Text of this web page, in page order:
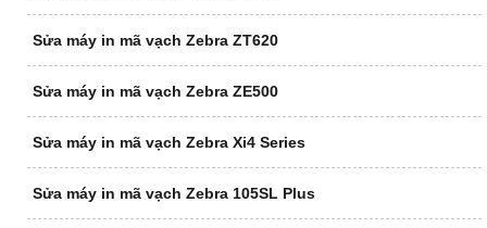
Sửa máy in mã vạch Zebra ZT620
Sửa máy in mã vạch Zebra ZE500
Sửa máy in mã vạch Zebra Xi4 Series
Sửa máy in mã vạch Zebra 105SL Plus